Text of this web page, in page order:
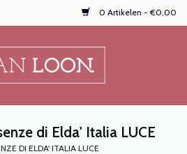
0 Artikelen - €0,00
di Elda' Italia LUCE
DI ELDA' ITALIA LUCE